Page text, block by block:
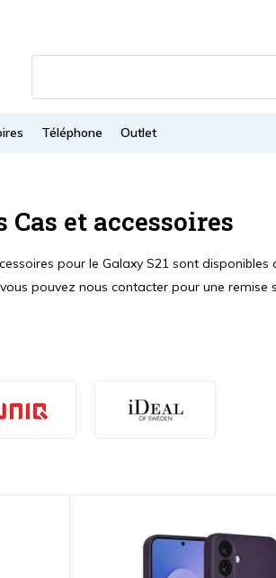
Téléphone Outlet
Cas et accessoires
pour le Galaxy S21 sont
pouvez nous contacter pour une remise